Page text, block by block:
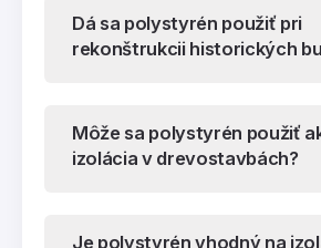
Dá sa polystyrén použiť pri
rekonštrukcii historických
Môže sa polystyrén použiť
izolácia v drevostavbách?
Je polystyrén vhodný na